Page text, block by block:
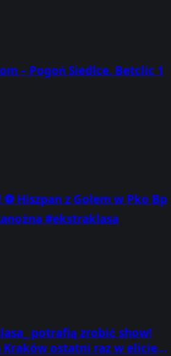
– Pogoń Siedlce. Betclic 1
Hiszpan z Golem w Pko Bp
#ekstraklasa
potrafią zrobić show!
Kraków ostatni raz w elicie